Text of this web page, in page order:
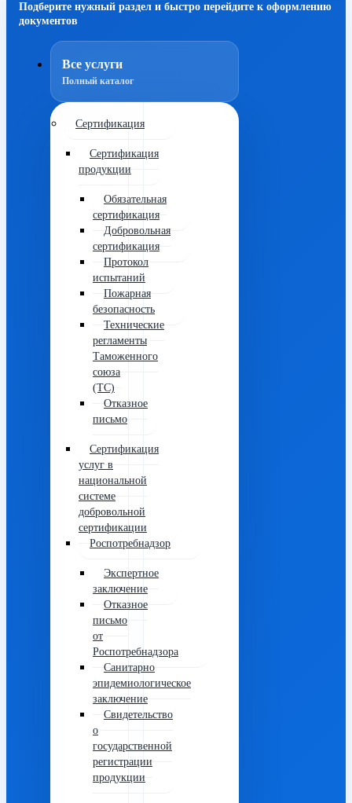
Подберите нужный раздел и быстро перейдите к оформлению
документов
Все услуги
Полный каталог
Сертификация
Сертификация
продукции
Обязательная
сертификация
Добровольная
сертификация
Протокол
испытаний
Пожарная
безопасность
Технические
регламенты
Таможенного
союза
(ТС)
Отказное
письмо
Сертификация
услуг в
национальной
системе
добровольной
сертификации
Роспотребнадзор
Экспертное
заключение
Отказное
письмо
от
Роспотребнадзора
Санитарно
эпидемиологическое
заключение
Свидетельство
о
государственной
регистрации
продукции